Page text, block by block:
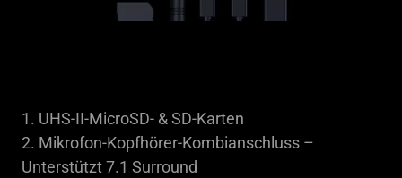
1. UHS-II-MicroSD- & SD-Karten
2. Mikrofon-Kopfhörer-Kombianschluss –
Unterstützt 7.1 Surround